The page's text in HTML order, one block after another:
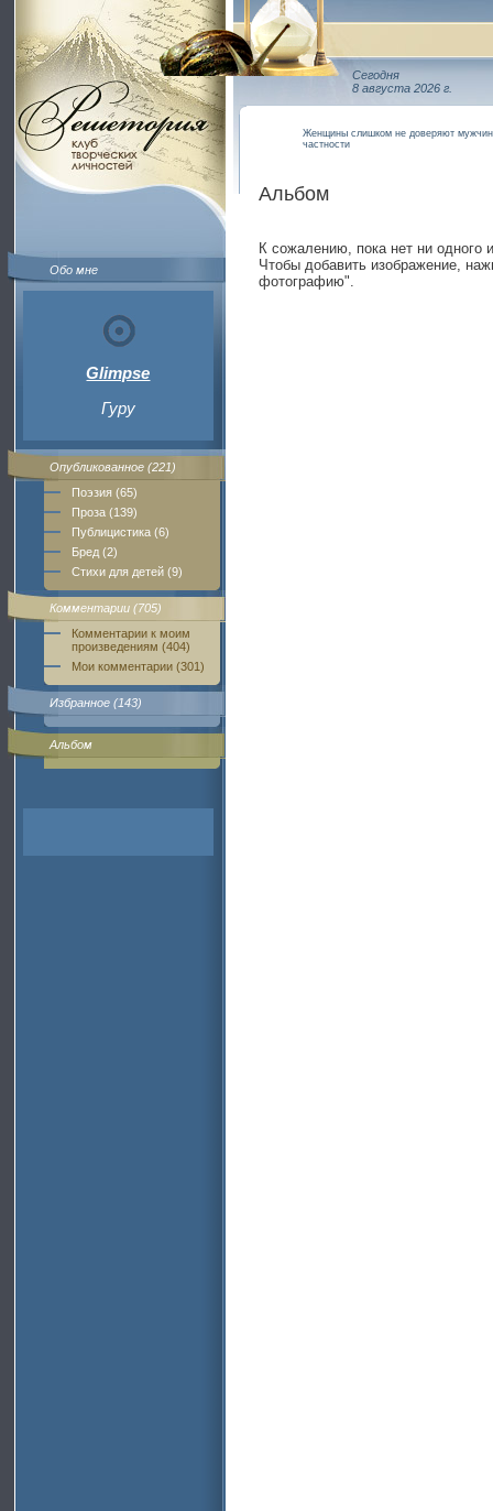
Обо мне
Glimpse
Гуру
Опубликованное (221)
Поэзия (65)
Проза (139)
Публицистика (6)
Бред (2)
Стихи для детей (9)
Комментарии (705)
Комментарии к моим
произведениям (404)
Мои комментарии (301)
Избранное (143)
Альбом
Сегодня
8 августа 2026 г.
Женщины слишком не доверяют
частности
Альбом
К сожалению, пока нет ни одного
Чтобы добавить изображение,
фотографию".